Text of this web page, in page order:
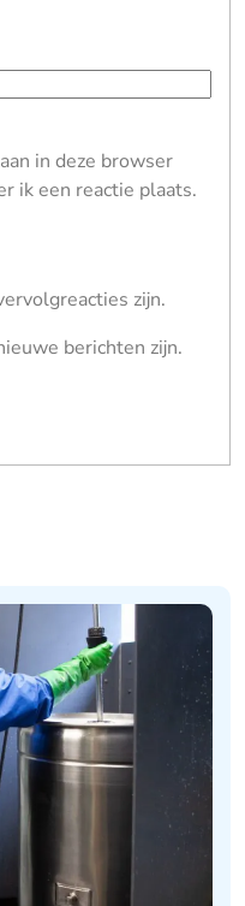
in deze browser
ik een reactie plaats.
zijn.
berichten zijn.